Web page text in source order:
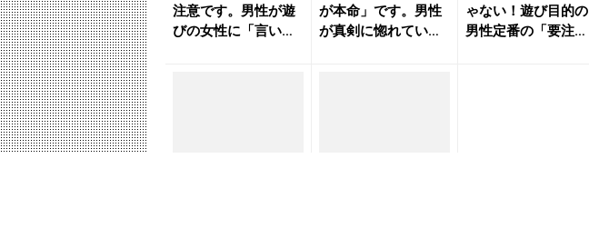
注意です。男性が遊
びの女性に「言いが
が本命」です。男性
が真剣に惚れている
ゃない！遊び目的の
男性定番の「要注意